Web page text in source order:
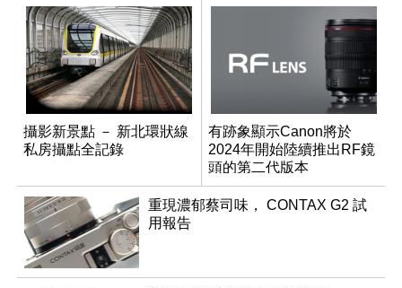
攝影新景點 － 新北環狀線
私房攝點全記錄
有跡象顯示Canon將於
2024年開始陸續推出RF鏡
頭的第二代版本
重現濃郁蔡司味， CONTAX G2 試
用報告